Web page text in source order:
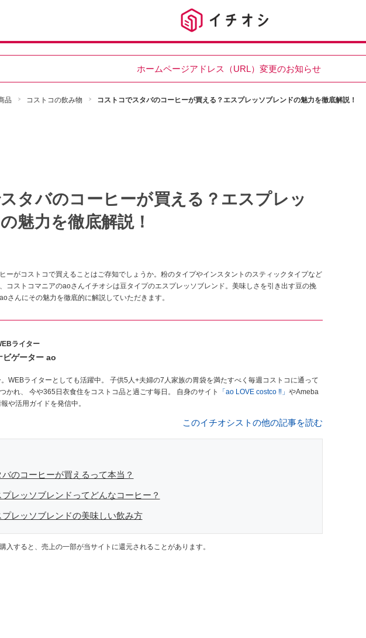
ホームページアドレス（URL）変更のお知らせ
品 コストコの飲み物 コストコでスタバのコーヒーが買える？エスプレッソブレンドの魅力を徹底解説！
タバのコーヒーが買える？エスプレッ
魅力を徹底解説！
ーがコストコで買えることはご存知でしょうか。粉のタイプやインスタントのスティックタイプなど
コストコマニアのaoさんイチオシは豆タイプのエスプレッソブレンド。美味しさを引き出す豆の挽
さんにその魅力を徹底的に解説していただきます。
ライター
ビゲーター ao
WEBライターとしても活躍中。 子供5人+夫婦の7人家族の胃袋を満たすべく毎週コストコに通って
かれ、 今や365日衣食住をコストコ品と過ごす毎日。 自身のサイト
「ao LOVE costco ‼」 やAmeba
や活用ガイドを発信中。
このイチオシストの他の記事を読む
のコーヒーが買えるって本当？
レッソブレンドってどんなコーヒー？
プレッソブレンドの美味しい飲み方
入すると、売上の一部が当サイトに還元されることがあります。